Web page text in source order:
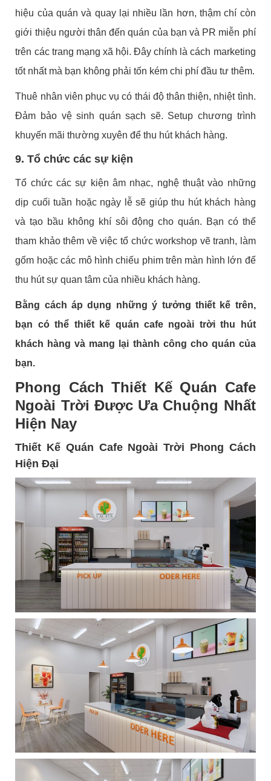
hiệu của quán và quay lại nhiều lần hơn, thậm chí còn
giới thiệu người thân đến quán của bạn và PR miễn phí
trên các trang mạng xã hội. Đây chính là cách marketing
tốt nhất mà bạn không phải tốn kém chi phí đầu tư thêm.
Thuê nhân viên phục vụ có thái độ thân thiện, nhiệt tình.
Đảm bảo vệ sinh quán sạch sẽ. Setup chương trình
khuyến mãi thường xuyên để thu hút khách hàng.
9. Tổ chức các sự kiện
Tổ chức các sự kiện âm nhạc, nghệ thuật vào những
dịp cuối tuần hoặc ngày lễ sẽ giúp thu hút khách hàng
và tạo bầu không khí sôi động cho quán. Bạn có thể
tham khảo thêm về việc tổ chức workshop vẽ tranh, làm
gốm hoặc các mô hình chiếu phim trên màn hình lớn để
thu hút sự quan tâm của nhiều khách hàng.
Bằng cách áp dụng những ý tưởng thiết kế trên,
bạn có thể thiết kế quán cafe ngoài trời thu hút
khách hàng và mang lại thành công cho quán của
bạn.
Phong Cách Thiết Kế Quán Cafe
Ngoài Trời Được Ưa Chuộng Nhất
Hiện Nay
Thiết Kế Quán Cafe Ngoài Trời Phong Cách
Hiện Đại